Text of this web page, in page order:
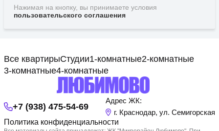
Нажимая на кнопку, вы принимаете условия
пользовательского соглашения
Все квартирыСтудии1-комнатные2-комнатные
3-комнатные4-комнатные
Адрес ЖК:
г. Краснодар, ул. Семигорская
+7 (938) 475-54-69
Политика конфиденциальности